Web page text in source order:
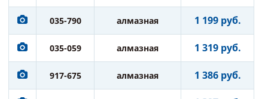
035-790 алмазная 1 199 руб.
035-059 алмазная 1 319 руб.
917-675 алмазная 1 386 руб.